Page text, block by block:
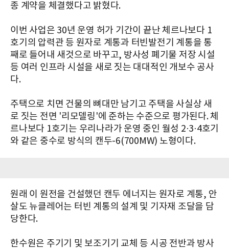
종 계약을 체결했다고 밝혔다.
이번 사업은 30년 운영 허가 기간이 끝난 체르나보다 1
호기의 압력관 등 원자로 계통과 터빈발전기 계통을 통
째로 들어내 새것으로 바꾸고, 방사성 폐기물 저장 시설
등 여러 인프라 시설을 새로 짓는 대대적인 개보수 공사
다.
주택으로 치면 건물의 뼈대만 남기고 주택을 사실상 새
로 짓는 전면 '리모델링'에 준하는 수준으로 평가된다. 체
르나보다 1호기는 우리나라가 운영 중인 월성 2·3·4호기
와 같은 중수로 방식의 캔두-6(700MW) 노형이다.
원래 이 원전을 건설했던 캔두 에너지는 원자로 계통, 안
살도 뉴클레어는 터빈 계통의 설계 및 기자재 조달을 담
당한다.
한수원은 주기기 및 보조기기 교체 등 시공 전반과 방사